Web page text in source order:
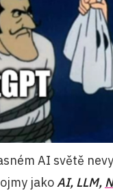
AI světě
jakoAI, LLM,